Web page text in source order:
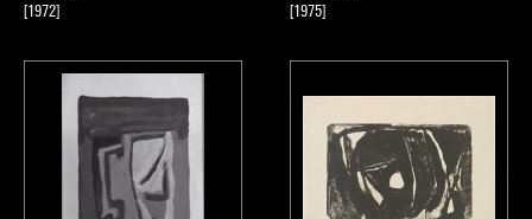
[1972]
[1975]